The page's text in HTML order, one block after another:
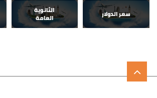
سعر الدولار
الثانوية
العامة